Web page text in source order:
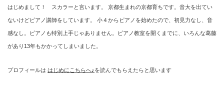
はじめまして！ スカラーと言います。 京都生まれの京都育ちです。音大を出てい
ないけどピアノ講師をしています。 小４からピアノを始めたので、初見力なし、音
感なし。ピアノも特別上手じゃありません。ピアノ教室を開くまでに、いろんな葛藤
があり13年もかかってしまいました。
プロフィールは はじめにこちらへ♪を読んでもらえたらと思います